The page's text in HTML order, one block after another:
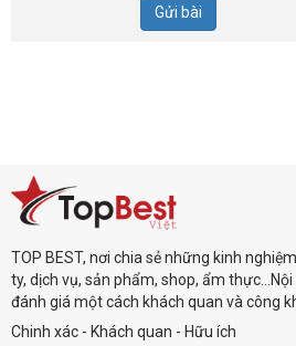
Gửi bài
TOP BEST, nơi chia sẻ những kinh
ty, dịch vụ, sản phẩm, shop, ẩm
đánh giá một cách khách quan và công
Chinh xác - Khách quan - Hữu ích